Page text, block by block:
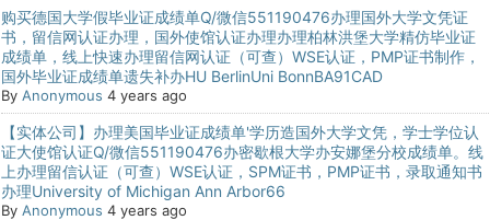
购买德国大学假毕业证成绩单Q/微信551190476办理国外大学文凭证
书，留信网认证办理，国外使馆认证办理办理柏林洪堡大学精仿毕业证
成绩单，线上快速办理留信网认证（可查）WSE认证，PMP证书制作，
国外毕业证成绩单遗失补办HU BerlinUni BonnBA91CAD
By Anonymous 4 years ago
【实体公司】办理美国毕业证成绩单'学历造国外大学文凭，学士学位认
证大使馆认证Q/微信551190476办密歇根大学办安娜堡分校成绩单。线
上办理留信认证（可查）WSE认证，SPM证书，PMP证书，录取通知书
办理University of Michigan Ann Arbor66
By Anonymous 4 years ago